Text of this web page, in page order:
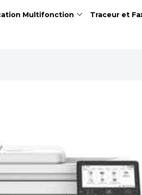
Multifonction Traceur et